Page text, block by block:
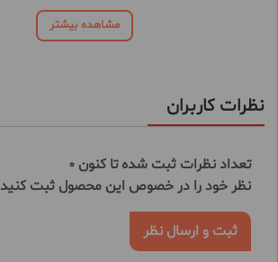
مشاهده بیشتر
نظرات کاربران
تعداد نظرات ثبت شده تا کنون 0
نظر خود را در خصوص این محصول ثبت کنید
ثبت و ارسال نظر